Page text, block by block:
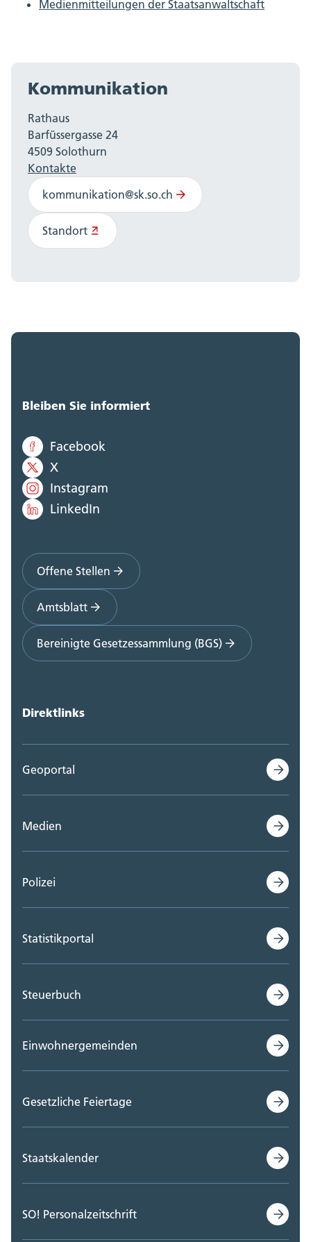
Medienmitteilungen der Staatsanwaltschaft
Kommunikation
Rathaus
Barfüssergasse 24
4509 Solothurn
Kontakte
kommunikation@sk.so.ch
Standort
Bleiben Sie informiert
Facebook
X
Instagram
LinkedIn
Offene Stellen
Amtsblatt
Bereinigte Gesetzessammlung (BGS)
Direktlinks
Geoportal
Medien
Polizei
Statistikportal
Steuerbuch
Einwohnergemeinden
Gesetzliche Feiertage
Staatskalender
SO! Personalzeitschrift